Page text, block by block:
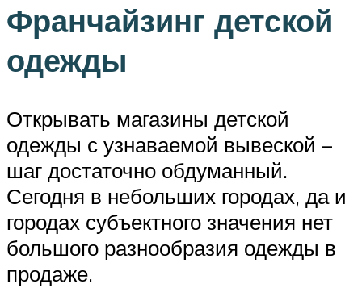
Франчайзинг детской
одежды
Открывать магазины детской
одежды с узнаваемой вывеской –
шаг достаточно обдуманный.
Сегодня в небольших городах, да и
городах субъектного значения нет
большого разнообразия одежды в
продаже.